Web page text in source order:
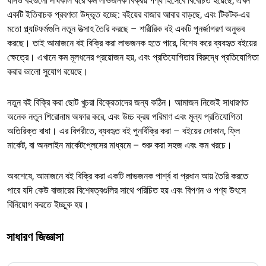
একটি ইতিবাচক প্রবণতা উদ্ভূত হচ্ছে: বইয়ের বাজার আবার বাড়ছে, এবং টিকটক-এর
মতো প্ল্যাটফর্মগুলি নতুন উত্সাহ তৈরি করছে – শারীরিক বই একটি পুনর্জাগরণ অনুভব
করছে। তাই আমাজনে বই বিক্রি করা লাভজনক হতে পারে, বিশেষ করে ব্যবহৃত বইয়ের
ক্ষেত্রে। এখানে কম মূলধনের প্রয়োজন হয়, এবং প্রতিযোগিতার বিরুদ্ধে প্রতিযোগিতা
করার ভালো সুযোগ রয়েছে।
নতুন বই বিক্রি করা ছোট খুচরা বিক্রেতাদের জন্য কঠিন। আমাজন নিজেই সাধারণত
অনেক নতুন শিরোনাম অফার করে, এবং উচ্চ ক্রয় পরিমাণ এবং মূল্য প্রতিযোগিতা
অতিরিক্ত বাধা। এর বিপরীতে, ব্যবহৃত বই পুনর্বিক্রি করা – বইয়ের দোকান, ফ্লি
মার্কেট, বা অনলাইন মার্কেটপ্লেসের মাধ্যমে – শুরু করা সহজ এবং কম খরচে।
অবশেষে, আমাজনে বই বিক্রি করা একটি লাভজনক পার্শ্ব বা প্রধান আয় তৈরি করতে
পারে যদি কেউ বাজারের বিশেষত্বগুলির সাথে পরিচিত হয় এবং বিপণন ও পণ্য উৎসে
বিনিয়োগ করতে ইচ্ছুক হয়।
সাধারণ জিজ্ঞাসা